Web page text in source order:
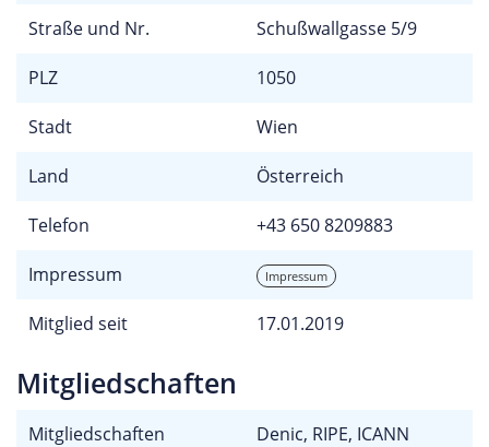
Straße und Nr. Schußwallgasse 5/9
PLZ 1050
Stadt Wien
Land Österreich
Telefon +43 650 8209883
Impressum Impressum
Mitglied seit 17.01.2019
Mitgliedschaften
Mitgliedschaften Denic, RIPE, ICANN